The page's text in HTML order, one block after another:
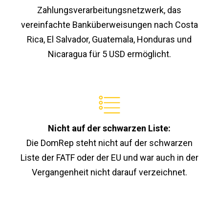
Zahlungsverarbeitungsnetzwerk, das
vereinfachte Banküberweisungen nach Costa
Rica, El Salvador, Guatemala, Honduras und
Nicaragua für 5 USD ermöglicht.
Nicht auf der schwarzen Liste:
Die DomRep steht nicht auf der schwarzen
Liste der FATF oder der EU und war auch in der
Vergangenheit nicht darauf verzeichnet.